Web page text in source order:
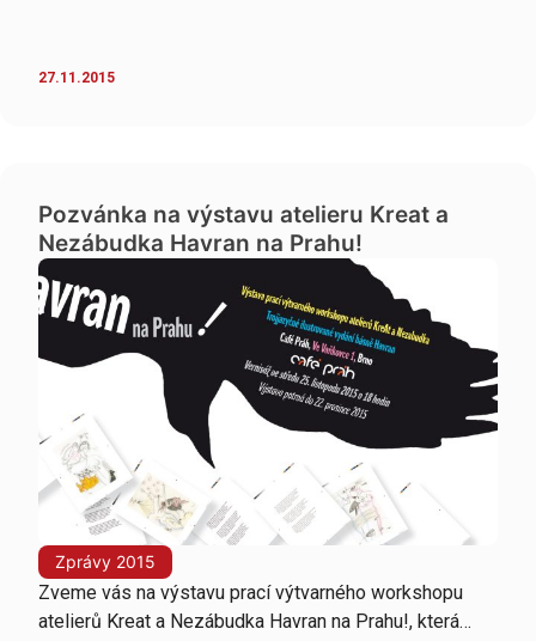
27.11.2015
Pozvánka na výstavu atelieru Kreat a
Nezábudka Havran na Prahu!
Zprávy 2015
Zveme vás na výstavu prací výtvarného workshopu
atelierů Kreat a Nezábudka Havran na Prahu!, která…